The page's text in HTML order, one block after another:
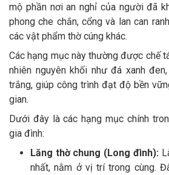
mộ phần nơi an nghỉ của người đã
phong che chắn, cổng và lan can
các vật phẩm thờ cúng khác.
Các hạng mục này thường được chế
nhiên nguyên khối như đá xanh
trắng, giúp công trình đạt độ bền
gian.
Dưới đây là các hạng mục chính
gia đình:
Lăng thờ chung (Long đình):
nhất, nằm ở vị trí trong cùng.